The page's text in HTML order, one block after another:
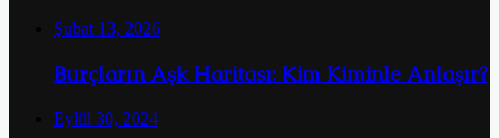
Şubat 13, 2026
Burçların Aşk Haritası: Kim Kiminle Anlaşır?
Eylül 30, 2024